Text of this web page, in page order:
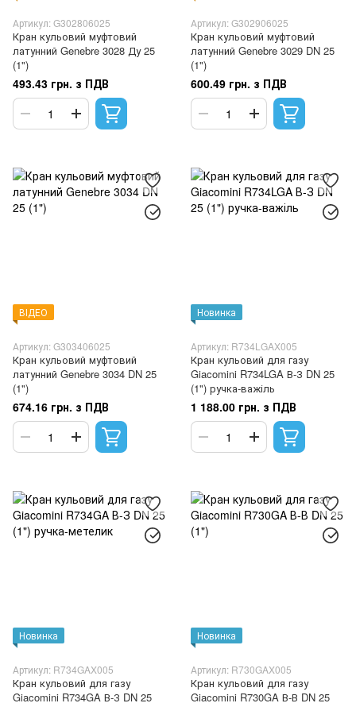
Артикул: G302806025
Кран кульовий муфтовий
латунний Genebre 3028 Ду 25
(1")
493.43 грн. з ПДВ
Артикул: G302906025
Кран кульовий муфтовий
латунний Genebre 3029 DN 25
(1")
600.49 грн. з ПДВ
ВІДЕО
Артикул: G303406025
Кран кульовий муфтовий
латунний Genebre 3034 DN 25
(1")
674.16 грн. з ПДВ
Новинка
Артикул: R734LGAX005
Кран кульовий для газу
Giacomini R734LGA В-З DN 25
(1") ручка-важіль
1 188.00 грн. з ПДВ
Новинка
Артикул: R734GAX005
Кран кульовий для газу
Giacomini R734GA В-З DN 25
Новинка
Артикул: R730GAX005
Кран кульовий для газу
Giacomini R730GA В-В DN 25